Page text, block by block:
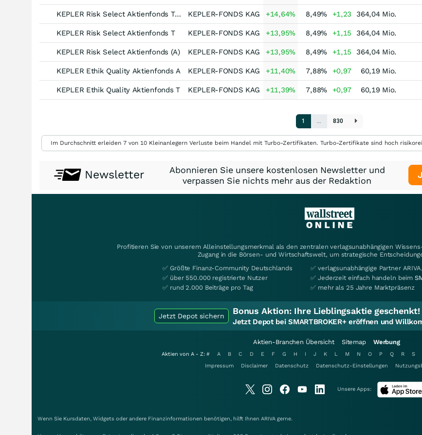
KEPLER Risk Select Aktienfonds T IT KEPLER-FONDS KAG +14,64% 8,49% +1,23 364,04 Mio.
KEPLER Risk Select Aktienfonds T KEPLER-FONDS KAG +13,95% 8,49% +1,15 364,04 Mio.
KEPLER Risk Select Aktienfonds (A) KEPLER-FONDS KAG +13,95% 8,49% +1,15 364,04 Mio.
KEPLER Ethik Quality Aktienfonds A KEPLER-FONDS KAG +11,40% 7,88% +0,97 60,19 Mio.
KEPLER Ethik Quality Aktienfonds T KEPLER-FONDS KAG +11,39% 7,88% +0,97 60,19 Mio.
1
… 830
Im Durchschnitt erleiden 7 von 10 Kleinanlegern Verluste beim Handel mit Turbo-Zertifikaten. Turbo-Zertifikate sind hoch
Newsletter
Abonnieren Sie unsere kostenlosen Newsletter und
verpassen Sie nichts mehr aus der Redaktion
Profitieren Sie von unserem Alleinstellungsmerkmal als den zentralen verlagsunabhängigen
Zugang in die Börsen- und Wirtschaftswelt, um strategische
✅ Größte Finanz-Community Deutschlands
✅ über 550.000 registrierte Nutzer
✅ rund 2.000 Beiträge pro Tag
✅ verlagsunabhängige Partner
✅ Jederzeit einfach handeln beim
✅ mehr als 25 Jahre Marktpräsenz
Jetzt Depot sichern Bonus Aktion: Ihre Lieblingsaktie geschenkt!
Jetzt Depot bei SMARTBROKER+ eröffnen und
Aktien-Branchen Übersicht Sitemap Werbung
Aktien von A - Z: # A B C D E F G H I J K L M N O P Q R S
Impressum
Disclaimer Datenschutz Datenschutz-Einstellungen
Unsere Apps:
Wenn Sie Kursdaten, Widgets oder andere Finanzinformationen benötigen, hilft Ihnen ARIVA gerne.